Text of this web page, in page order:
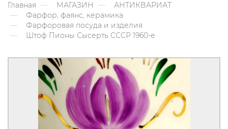
Главная МАГАЗИН
АНТИКВАРИАТ
Фарфор, фаянс, керамика
Фарфоровая посуда и изделия
Штоф Пионы Сысерть СССР 1960-е